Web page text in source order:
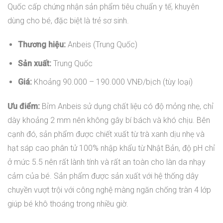
Quốc cấp chứng nhận sản phẩm tiêu chuẩn y tế, khuyên
dùng cho bé, đặc biệt là trẻ sơ sinh.
Thương hiệu:Anbeis (Trung Quốc)
Sản xuất:Trung Quốc
Giá:Khoảng 90.000 – 190.000 VNĐ/bịch (tùy loại)
Ưu điểm: Bỉm Anbeis sử dụng chất liệu có độ mỏng nhẹ, chỉ
dày khoảng 2 mm nên không gây bí bách và khó chịu. Bên
cạnh đó, sản phẩm được chiết xuất từ trà xanh dịu nhẹ và
hạt sáp cao phân tử 100% nhập khẩu từ Nhật Bản, độ pH chỉ
ở mức 5.5 nên rất lành tính và rất an toàn cho làn da nhạy
cảm của bé. Sản phẩm được sản xuất với hệ thống dây
chuyền vượt trội với công nghệ màng ngăn chống tràn 4 lớp
giúp bé khô thoáng trong nhiều giờ.